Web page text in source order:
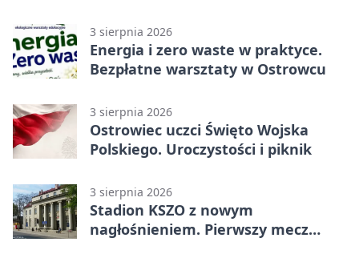
3 sierpnia 2026
Energia i zero waste w praktyce.
Bezpłatne warsztaty w Ostrowcu
3 sierpnia 2026
Ostrowiec uczci Święto Wojska
Polskiego. Uroczystości i piknik
3 sierpnia 2026
Stadion KSZO z nowym
nagłośnieniem. Pierwszy mecz